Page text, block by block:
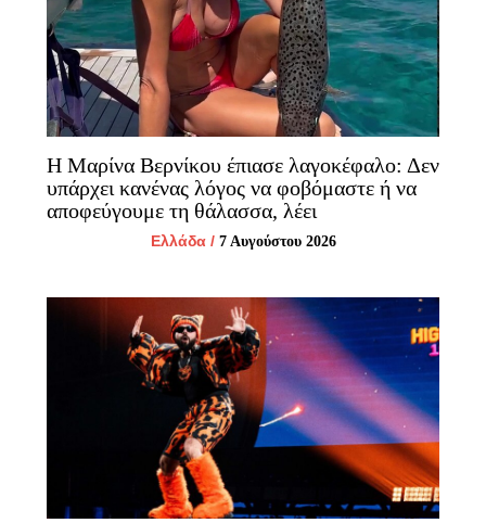
Η Μαρίνα Βερνίκου έπιασε λαγοκέφαλο: Δεν
υπάρχει κανένας λόγος να φοβόμαστε ή να
αποφεύγουμε τη θάλασσα, λέει
Ελλάδα/ 7 Αυγούστου 2026